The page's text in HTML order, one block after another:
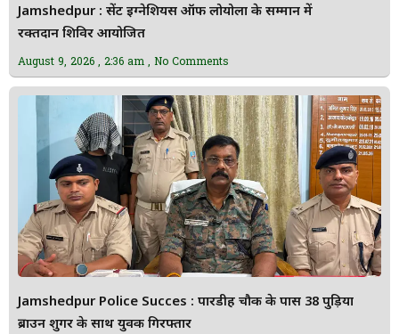
Jamshedpur : सेंट इग्नेशियस ऑफ लोयोला के सम्मान में
रक्तदान शिविर आयोजित
August 9, 2026 2:36 am No Comments
Jamshedpur Police Succes : पारडीह चौक के पास 38 पुड़िया
ब्राउन शुगर के साथ युवक गिरफ्तार